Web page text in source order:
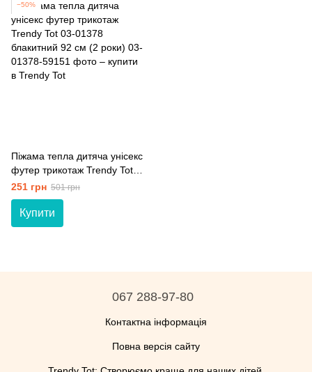
−50%
Піжама тепла дитяча унісекс
футер трикотаж Trendy Tot
03-01378 блакитний 92 см (2
роки)
251 грн 501 грн
Купити
067 288-97-80
Контактна інформація
Повна версія сайту